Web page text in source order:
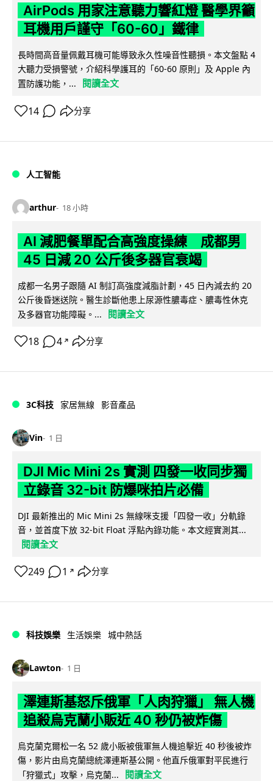
AirPods 用家注意聽力響紅燈 醫學界籲
耳機用戶謹守「60-60」鐵律
長時間高音量佩戴耳機可能導致永久性噪音性聽損。本文盤點 4
大聽力受損警號，介紹科學護耳的「60-60 原則」及 Apple 內
置防護功能，...
閱讀全文
14 分享
人工智能
arthur 18 小時
AI 減肥餐單配合高強度操練 成都男
45 日減 20 公斤後多器官衰竭
成都一名男子跟隨 AI 制訂高強度減脂計劃，45 日內減去約 20
公斤後昏迷送院。醫生診斷他患上尿源性膿毒症、膿毒性休克
及多器官功能障礙。...
閱讀全文
18 4 ↗ 分享
3C科技 家居無線 影音產品
Vin 1 日
DJI Mic Mini 2s 實測 四發一收同步獨
立錄音 32-bit 防爆咪拍片必備
DJI 最新推出的 Mic Mini 2s 無線咪支援「四發一收」分軌錄
音，並首度下放 32-bit Float 浮點內錄功能。本文經實測其...
閱讀全文
249 1 ↗ 分享
科技娛樂 生活娛樂 城中熱話
Lawton 1 日
澤連斯基怒斥俄軍「人肉狩獵」 無人機
追殺烏克蘭小販近 40 秒仍被炸傷
烏克蘭克爾松一名 52 歲小販被俄軍無人機追擊近 40 秒後被炸
傷，影片由烏克蘭總統澤連斯基公開。他直斥俄軍對平民進行
「狩獵式」攻擊，烏克蘭...
閱讀全文